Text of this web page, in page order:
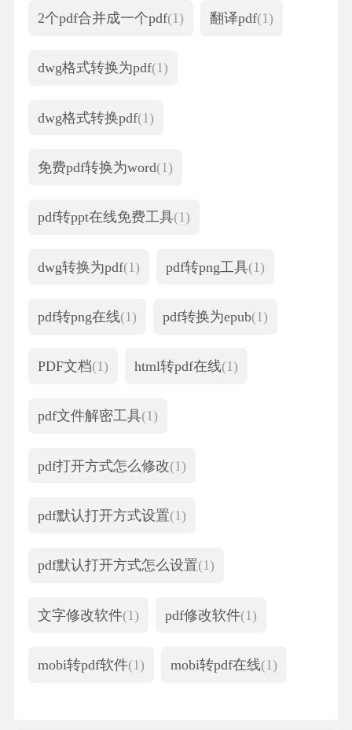
2个pdf合并成一个pdf(1) 翻译pdf(1)
dwg格式转换为pdf(1)
dwg格式转换pdf(1)
免费pdf转换为word(1)
pdf转ppt在线免费工具(1)
dwg转换为pdf(1) pdf转png工具(1)
pdf转png在线(1) pdf转换为epub(1)
PDF文档(1) html转pdf在线(1)
pdf文件解密工具(1)
pdf打开方式怎么修改(1)
pdf默认打开方式设置(1)
pdf默认打开方式怎么设置(1)
文字修改软件(1) pdf修改软件(1)
mobi转pdf软件(1) mobi转pdf在线(1)